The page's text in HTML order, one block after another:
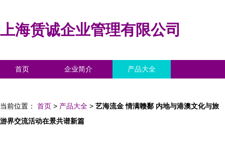
上海赁诚企业管理有限公司
首页 企业简介 产品大全
当前位置： 首页 > 产品大全 > 艺海流金 情满赣鄱 内地与港澳文化与旅
游界交流活动在景共谱新篇